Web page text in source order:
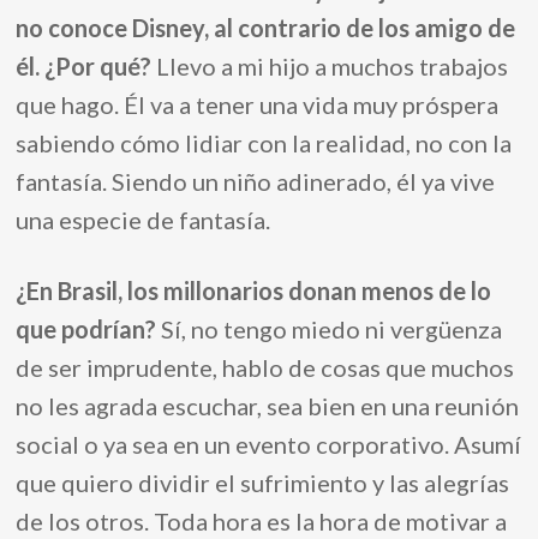
no conoce Disney, al contrario de los amigo de
él. ¿Por qué? Llevo a mi hijo a muchos trabajos
que hago. Él va a tener una vida muy próspera
sabiendo cómo lidiar con la realidad, no con la
fantasía. Siendo un niño adinerado, él ya vive
una especie de fantasía.
¿En Brasil, los millonarios donan menos de lo
que podrían? Sí, no tengo miedo ni vergüenza
de ser imprudente, hablo de cosas que muchos
no les agrada escuchar, sea bien en una reunión
social o ya sea en un evento corporativo. Asumí
que quiero dividir el sufrimiento y las alegrías
de los otros. Toda hora es la hora de motivar a